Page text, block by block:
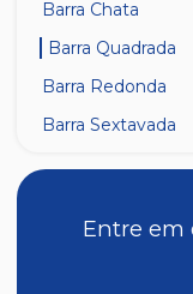
Barra Chata
Barra Quadrada
Barra Redonda
Barra Sextavada
Entre em